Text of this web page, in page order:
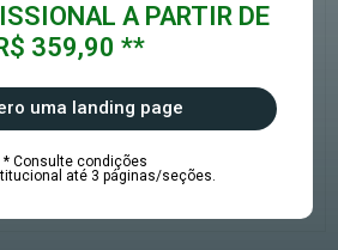
A PARTIR DE
359,90 **
uma landing page
* Consulte condições
até 3 páginas/seções.